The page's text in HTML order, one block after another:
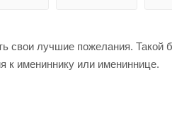
лучшие пожелания. Такой
к имениннику или имениннице.